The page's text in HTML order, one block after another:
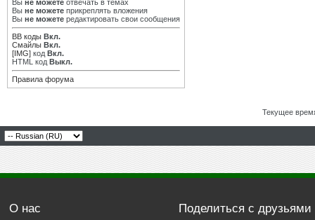
Вы не можете отвечать в темах
Вы не можете прикреплять вложения
Вы не можете редактировать свои сообщения
BB коды Вкл.
Смайлы Вкл.
[IMG] код Вкл.
HTML код Выкл.
Правила форума
Текущее
О нас Поделиться с друзьями